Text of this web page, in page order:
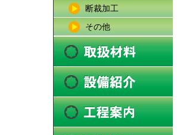
断裁加工
その他